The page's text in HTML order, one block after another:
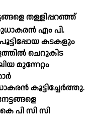
തള്ളിപ്പറഞ്ഞ്
എം പി.
കടകളും
ചെറുകിട
മുന്നേറ്റം
കൂട്ടിച്ചേര്‍ത്തു.
പി സി സി